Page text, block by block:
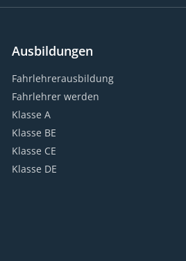
Ausbildungen
Fahrlehrerausbildung
Fahrlehrer werden
Klasse A
Klasse BE
Klasse CE
Klasse DE